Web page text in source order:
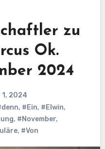
zu
Ok.
2024
1, 2024
, #Ein, #Elwin,
, #November,
, #Von